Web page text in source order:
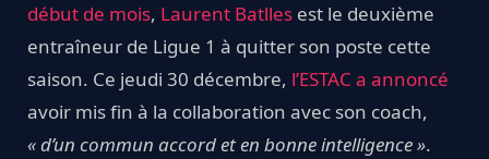
début de mois, Laurent Batlles est le deuxième
entraîneur de Ligue 1 à quitter son poste cette
saison. Ce jeudi 30 décembre, l’ESTAC a annoncé
avoir mis fin à la collaboration avec son coach,
« d’un commun accord et en bonne intelligence ».